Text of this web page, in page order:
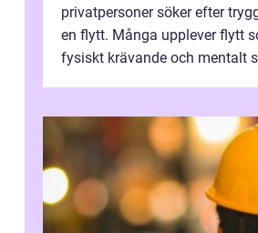
privatpersoner söker efter
en flytt. Många upplever flytt
fysiskt krävande och mentalt